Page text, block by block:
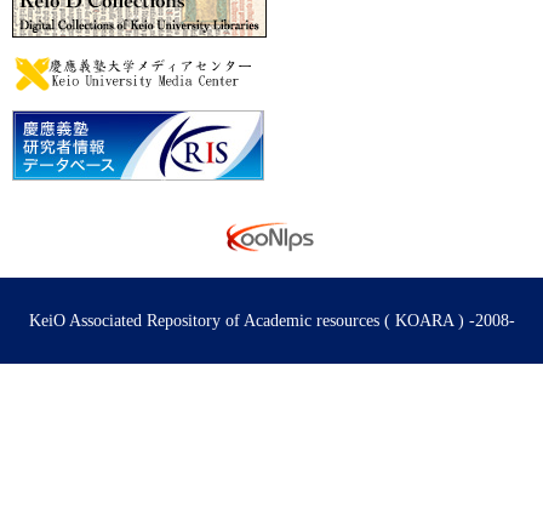
KeiO Associated Repository of Academic resources ( KOARA ) -2008-